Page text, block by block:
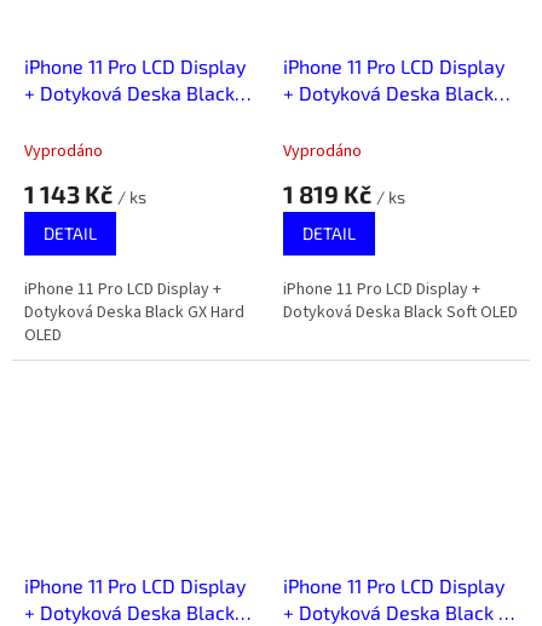
iPhone 11 Pro LCD Display
+ Dotyková Deska Black
Vyprodáno
1 143 Kč / ks
DETAIL
iPhone 11 Pro LCD Display +
Dotyková Deska Black GX Hard
OLED
iPhone 11 Pro LCD Display
+ Dotyková Deska Black
Vyprodáno
1 819 Kč / ks
DETAIL
iPhone 11 Pro LCD Display +
Dotyková Deska Black Soft OLED
iPhone 11 Pro LCD Display
+ Dotyková Deska Black
iPhone 11 Pro LCD Display
+ Dotyková Deska Black V